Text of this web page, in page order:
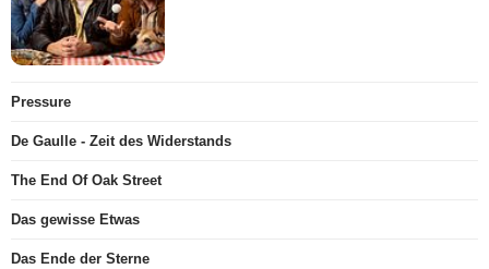
Pressure
De Gaulle - Zeit des Widerstands
The End Of Oak Street
Das gewisse Etwas
Das Ende der Sterne